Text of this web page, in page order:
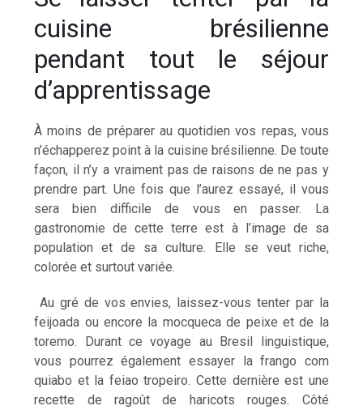
cuisine brésilienne
pendant tout le séjour
d’apprentissage
À moins de préparer au quotidien vos repas, vous
n’échapperez point à la cuisine brésilienne. De toute
façon, il n’y a vraiment pas de raisons de ne pas y
prendre part. Une fois que l’aurez essayé, il vous
sera bien difficile de vous en passer. La
gastronomie de cette terre est à l’image de sa
population et de sa culture. Elle se veut riche,
colorée et surtout variée.
Au gré de vos envies, laissez-vous tenter par la
feijoada ou encore la mocqueca de peixe et de la
toremo. Durant ce voyage au Bresil linguistique,
vous pourrez également essayer la frango com
quiabo et la feiao tropeiro. Cette dernière est une
recette de ragoût de haricots rouges. Côté